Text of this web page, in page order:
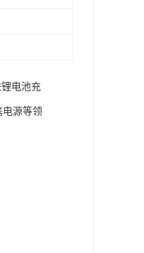
电池充
源等领